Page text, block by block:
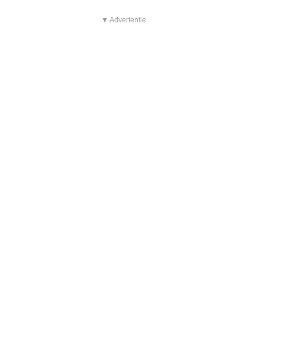
▼ Advertentie